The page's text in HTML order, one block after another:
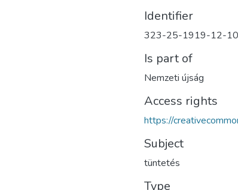
Identifier
323-25-1919-12-
Is part of
Nemzeti újság
Access rights
https://
Subject
tüntetés
Type